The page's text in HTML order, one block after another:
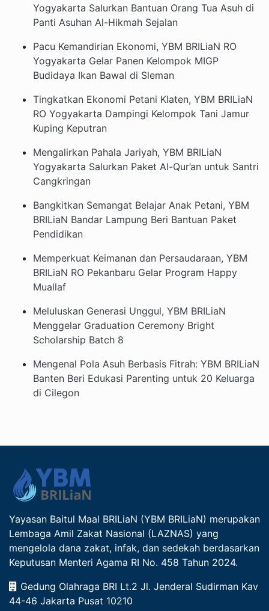
Yogyakarta Salurkan Bantuan Orang Tua Asuh di
Panti Asuhan Al-Hikmah Sejalan
Pacu Kemandirian Ekonomi, YBM BRILiaN RO
Yogyakarta Gelar Panen Kelompok MIGP
Budidaya Ikan Bawal di Sleman
Tingkatkan Ekonomi Petani Klaten, YBM BRILiaN
RO Yogyakarta Dampingi Kelompok Tani Jamur
Kuping Keputran
Mengalirkan Pahala Jariyah, YBM BRILiaN
Yogyakarta Salurkan Paket Al-Qur’an untuk Santri
Cangkringan
Bangkitkan Semangat Belajar Anak Petani, YBM
BRILiaN Bandar Lampung Beri Bantuan Paket
Pendidikan
Memperkuat Keimanan dan Persaudaraan, YBM
BRILiaN RO Pekanbaru Gelar Program Happy
Muallaf
Meluluskan Generasi Unggul, YBM BRILiaN
Menggelar Graduation Ceremony Bright
Scholarship Batch 8
Mengenal Pola Asuh Berbasis Fitrah: YBM BRILiaN
Banten Beri Edukasi Parenting untuk 20 Keluarga
di Cilegon
Yayasan Baitul Maal BRILiaN (YBM BRILiaN) merupakan
Lembaga Amil Zakat Nasional (LAZNAS) yang
mengelola dana zakat, infak, dan sedekah berdasarkan
Keputusan Menteri Agama RI No. 458 Tahun 2024.
Gedung Olahraga BRI Lt.2 Jl. Jenderal Sudirman Kav
44-46 Jakarta Pusat 10210